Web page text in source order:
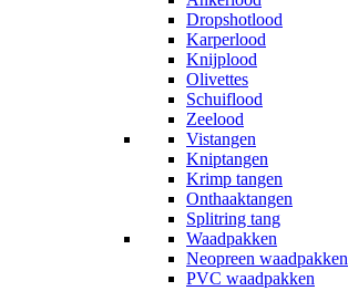
Dropshotlood
Karperlood
Knijplood
Olivettes
Schuiflood
Zeelood
Vistangen
Kniptangen
Krimp tangen
Onthaaktangen
Splitring tang
Waadpakken
Neopreen waadpakken
PVC waadpakken